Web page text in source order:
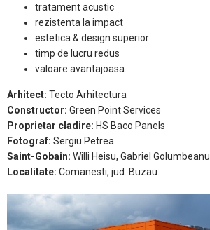
tratament acustic
rezistenta la impact
estetica & design superior
timp de lucru redus
valoare avantajoasa.
Arhitect: Tecto Arhitectura
Constructor: Green Point Services
Proprietar cladire: HS Baco Panels
Fotograf: Sergiu Petrea
Saint-Gobain: Willi Heisu, Gabriel Golumbeanu
Localitate: Comanesti, jud. Buzau.